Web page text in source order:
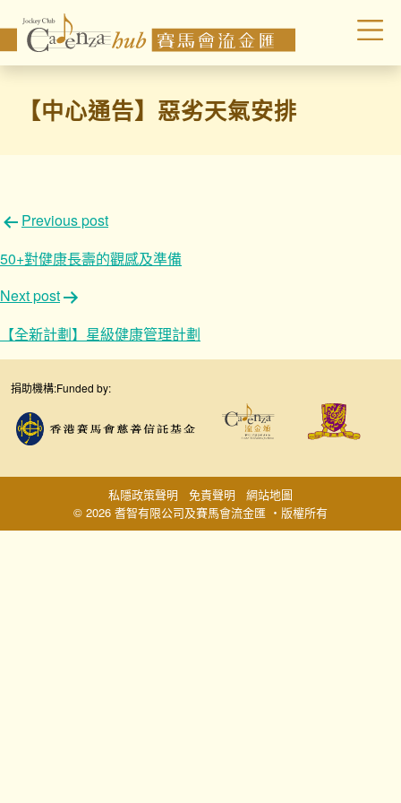
【中心通告】惡劣天氣安排
文
章
導
覽
Previous post
50+對健康長壽的觀感及準備
Next post
【全新計劃】星級健康管理計劃
捐助機構:Funded by:
© 2026 耆智有限公司及賽馬會流金匯 ‧版權所有
私隱政策聲明 免責聲明 網站地圖